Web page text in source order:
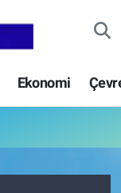
Ekonomi